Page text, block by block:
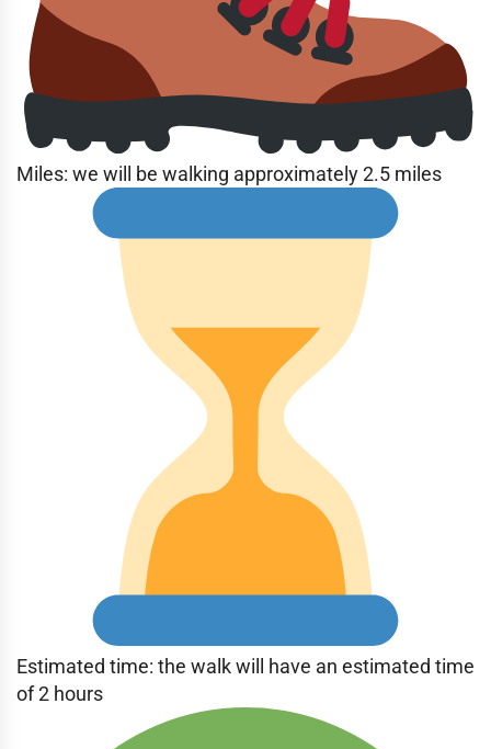
Miles: we will be walking approximately 2.5 miles
Estimated time: the walk will have an estimated time
of 2 hours